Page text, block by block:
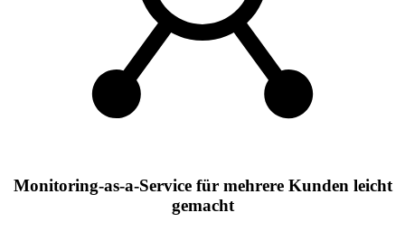
Monitoring-as-a-Service für mehrere Kunden leicht
gemacht